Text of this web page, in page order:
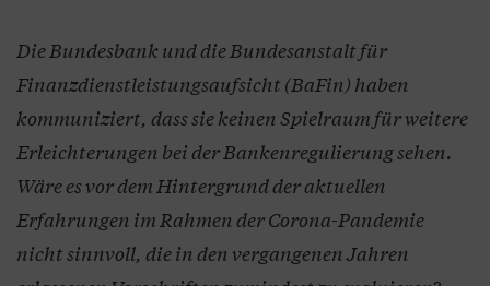
Die Bundesbank und die Bundesanstalt für
Finanzdienstleistungsaufsicht (BaFin) haben
kommuniziert, dass sie keinen Spielraum für weitere
Erleichterungen bei der Bankenregulierung sehen.
Wäre es vor dem Hintergrund der aktuellen
Erfahrungen im Rahmen der Corona-Pandemie
nicht sinnvoll, die in den vergangenen Jahren